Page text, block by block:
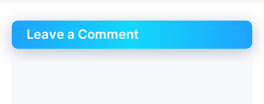
Leave a Comment